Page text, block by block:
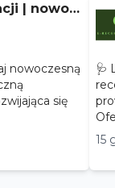
| nowoc
🩺
15